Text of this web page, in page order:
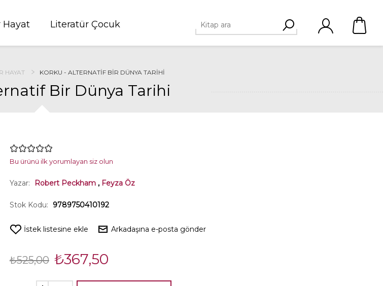
Hayat Literatür Çocuk
HAYAT KORKU - ALTERNATIF BIR DÜNYA TARIHI
Bir Dünya Tarihi
Bu ürünü ilk yorumlayan siz olun
Yazar: Robert Peckham , Feyza Öz
Stok Kodu: 9789750410192
İstek listesine ekle Arkadaşına e-posta gönder
₺525,00 ₺367,50